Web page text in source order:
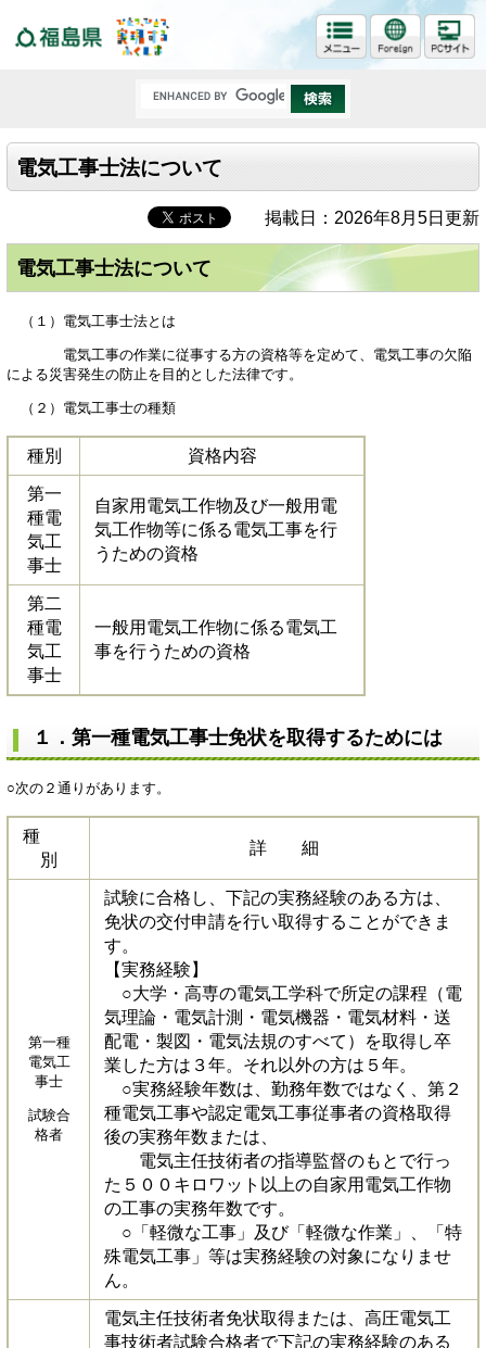
電気工事士法について
掲載日：2026年8月5日更新
電気工事士法について
（１）電気工事士法とは
電気工事の作業に従事する方の資格等を定めて、電気工事の欠陥
による災害発生の防止を目的とした法律です。
（２）電気工事士の種類
種別 資格内容
第一
種電
気工
事士
自家用電気工作物及び一般用電
気工作物等に係る電気工事を行
うための資格
第二
種電
気工
事士
一般用電気工作物に係る電気工
事を行うための資格
１．第一種電気工事士免状を取得するためには
○次の２通りがあります。
種
別
詳 細
第一種
電気工
事士
試験合
格者
試験に合格し、下記の実務経験のある方は、
免状の交付申請を行い取得することができま
す。
【実務経験】
○大学・高専の電気工学科で所定の課程（電
気理論・電気計測・電気機器・電気材料・送
配電・製図・電気法規のすべて）を取得し卒
業した方は３年。それ以外の方は５年。
○実務経験年数は、勤務年数ではなく、第２
種電気工事や認定電気工事従事者の資格取得
後の実務年数または、
電気主任技術者の指導監督のもとで行っ
た５００キロワット以上の自家用電気工作物
の工事の実務年数です。
○「軽微な工事」及び「軽微な作業」、「特
殊電気工事」等は実務経験の対象になりませ
ん。
電気主任技術者免状取得または、高圧電気工
事技術者試験合格者で下記の実務経験のある